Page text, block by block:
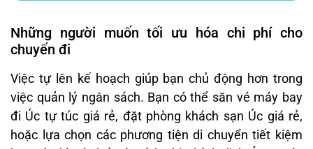
Những người muốn tối ưu hóa chi phí cho
chuyến đi
Việc tự lên kế hoạch giúp bạn chủ động hơn trong
việc quản lý ngân sách. Bạn có thể săn vé máy bay
đi Úc tự túc giá rẻ, đặt phòng khách sạn Úc giá rẻ,
hoặc lựa chọn các phương tiện di chuyển tiết kiệm